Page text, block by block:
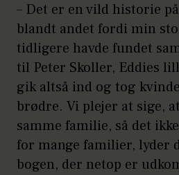
– Det er en vild historie
blandt andet fordi min
tidligere havde fundet
til Peter Skoller, Eddies
gik altså ind og tog
brødre. Vi plejer at sige,
samme familie, så det
for mange familier, lyder
bogen, der netop er